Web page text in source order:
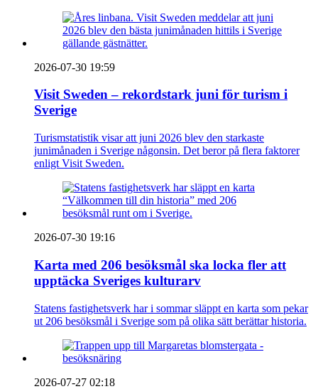
2026-07-30 19:59
Visit Sweden – rekordstark juni för turism i
Sverige
Turismstatistik visar att juni 2026 blev den starkaste
junimånaden i Sverige någonsin. Det beror på flera faktorer
enligt Visit Sweden.
2026-07-30 19:16
Karta med 206 besöksmål ska locka fler att
upptäcka Sveriges kulturarv
Statens fastighetsverk har i sommar släppt en karta som pekar
ut 206 besöksmål i Sverige som på olika sätt berättar historia.
2026-07-27 02:18